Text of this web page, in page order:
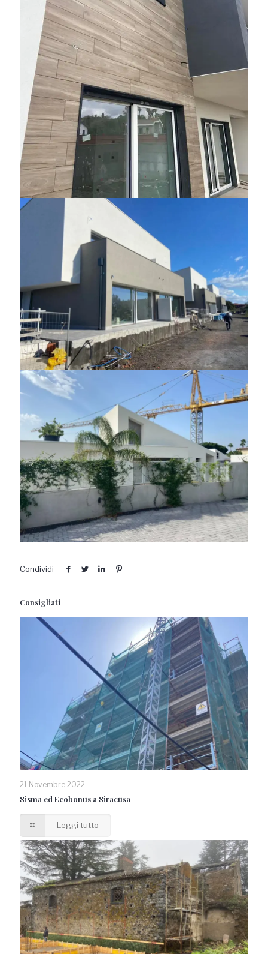
Condividi
Consigliati
21 Novembre 2022
Sisma ed Ecobonus a Siracusa
Leggi tutto